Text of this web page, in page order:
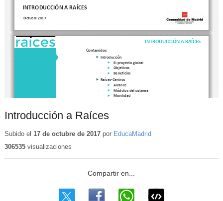
Introducción a Raíces
Subido el 17 de octubre de 2017por EducaMadrid
306535visualizaciones